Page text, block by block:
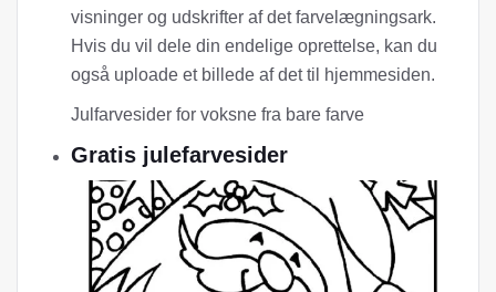
visninger og udskrifter af det farvelægningsark.
Hvis du vil dele din endelige oprettelse, kan du
også uploade et billede af det til hjemmesiden.
Julfarvesider for voksne fra bare farve
Gratis julefarvesider